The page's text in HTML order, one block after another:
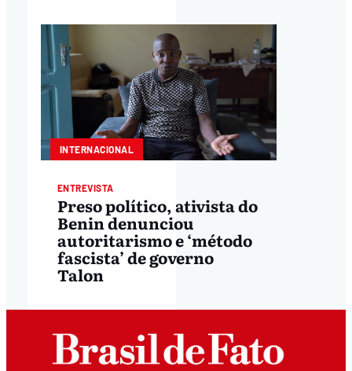
INTERNACIONAL
ENTREVISTA
Preso político, ativista do
Benin denunciou
autoritarismo e ‘método
fascista’ de governo
Talon